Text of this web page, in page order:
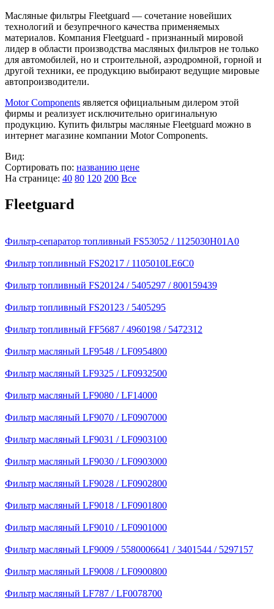
Масляные фильтры Fleetguard — сочетание новейших
технологий и безупречного качества применяемых
материалов. Компания Fleetguard - признанный мировой
лидер в области производства масляных фильтров не только
для автомобилей, но и строительной, аэродромной, горной и
другой техники, ее продукцию выбирают ведущие мировые
автопроизводители.
Motor Components является официальным дилером этой
фирмы и реализует исключительно оригинальную
продукцию. Купить фильтры масляные Fleetguard можно в
интернет магазине компании Motor Components.
Вид:
Сортировать по: названию цене
На странице: 40 80 120 200 Все
Fleetguard
Фильтр-сепаратор топливный FS53052 / 1125030H01A0
Фильтр топливный FS20217 / 1105010LE6C0
Фильтр топливный FS20124 / 5405297 / 800159439
Фильтр топливный FS20123 / 5405295
Фильтр топливный FF5687 / 4960198 / 5472312
Фильтр масляный LF9548 / LF0954800
Фильтр масляный LF9325 / LF0932500
Фильтр масляный LF9080 / LF14000
Фильтр масляный LF9070 / LF0907000
Фильтр масляный LF9031 / LF0903100
Фильтр масляный LF9030 / LF0903000
Фильтр масляный LF9028 / LF0902800
Фильтр масляный LF9018 / LF0901800
Фильтр масляный LF9010 / LF0901000
Фильтр масляный LF9009 / 5580006641 / 3401544 / 5297157
Фильтр масляный LF9008 / LF0900800
Фильтр масляный LF787 / LF0078700